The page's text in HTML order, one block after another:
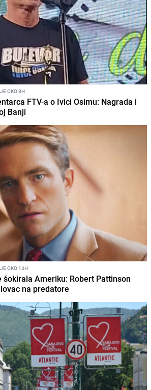
OKO 8H
FTV-a o Ivici Osimu: Nagrada i
Banji
OKO 14H
šokirala Ameriku: Robert Pattinson
na predatore